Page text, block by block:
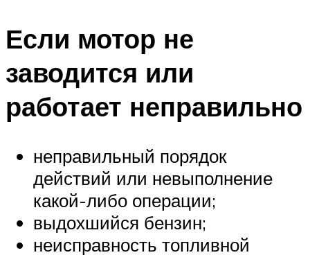
Если мотор не
заводится или
работает неправильно
неправильный порядок
действий или невыполнение
какой-либо операции;
выдохшийся бензин;
неисправность топливной